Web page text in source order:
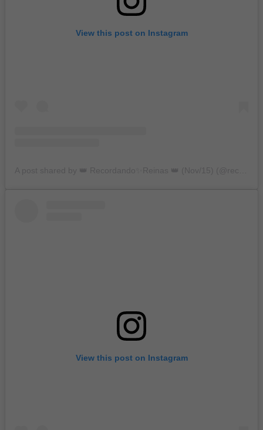
View this post on Instagram
View this post on Instagram